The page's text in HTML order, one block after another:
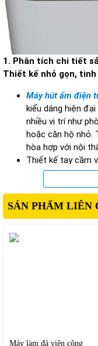
1. Phân tích chi tiết
Thiết kế nhỏ gọn,
Máy hút ẩm điện
kiểu dáng hiện
nhiều vị trí như
hoặc căn hộ nhỏ.
hòa hợp với nội
Thiết kế tay cầm
dàng di chuyển
Công suất hút ẩm
Máy được thiết kế với
tưởng cho diện tích từ
SẢN PHẨM LIÊN
Máy làm đá viên công